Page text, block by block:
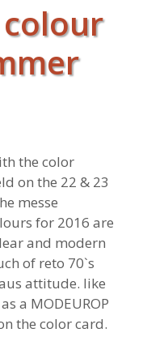
colour
the color
on the 22 & 23
messe
for 2016 are
and modern
of reto 70`s
attitude. like
a MODEUROP
the color card.